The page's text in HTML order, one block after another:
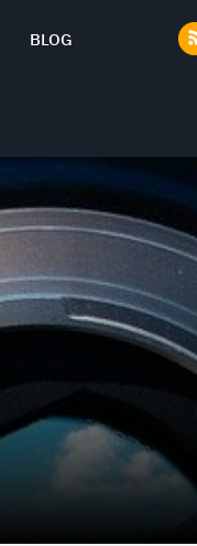
BLOG